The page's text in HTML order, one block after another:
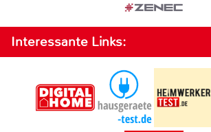
Interessante Links: